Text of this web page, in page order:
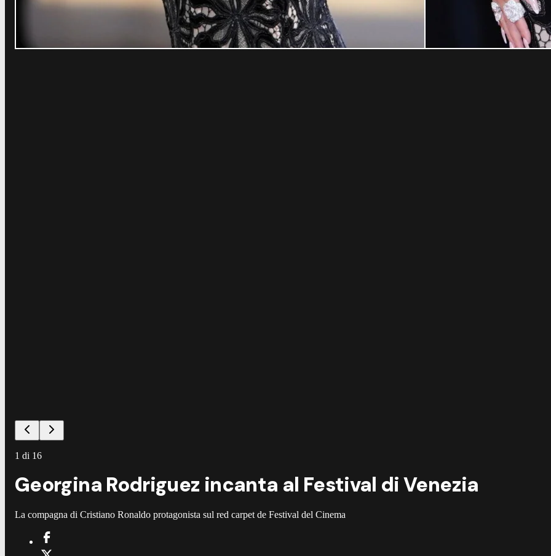
1 di 16
Georgina Rodriguez incanta al Festival di Venezia
La compagna di Cristiano Ronaldo protagonista sul red carpet de Festival del Cinema